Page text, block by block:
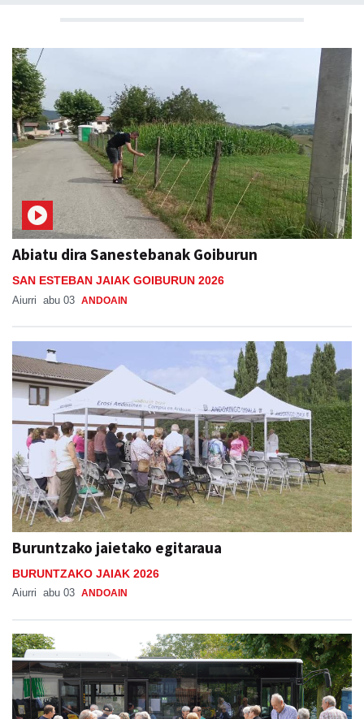
Abiatu dira Sanestebanak Goiburun
SAN ESTEBAN JAIAK GOIBURUN 2026
Aiurri abu 03 ANDOAIN
Buruntzako jaietako egitaraua
BURUNTZAKO JAIAK 2026
Aiurri abu 03 ANDOAIN